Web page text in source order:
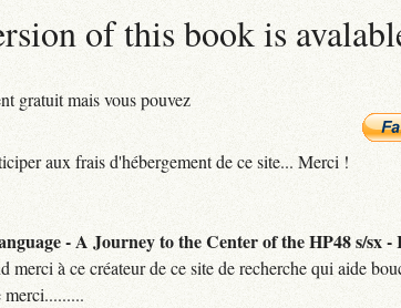
of this book is
gratuit mais vous pouvez
aux frais d'hébergement de ce site... Merci !
- A Journey to the Center of the HP48 s/sx -
merci à ce créateur de ce site de recherche qui aide
merci.........